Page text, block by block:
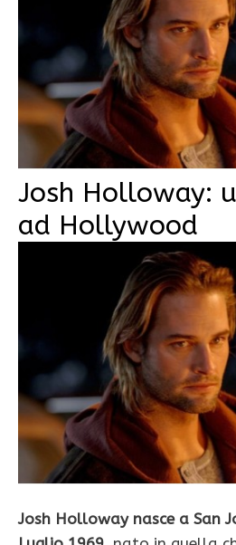
Josh Holloway:
ad Hollywood
Josh Holloway nasce a San